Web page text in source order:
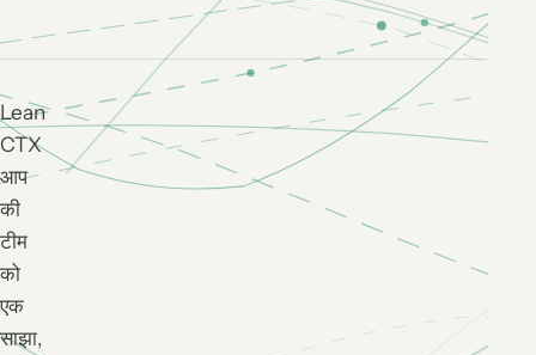
Lean
CTX
आप
की
टीम
को
एक
साझा,